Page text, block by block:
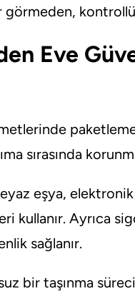
görmeden, kontrollü
Eve
sırasında
eşya,
kullanır. Ayrıca
sağlanır.
bir taşınma